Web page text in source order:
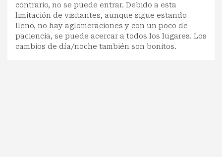
contrario, no se puede entrar. Debido a esta
limitación de visitantes, aunque sigue estando
lleno, no hay aglomeraciones y con un poco de
paciencia, se puede acercar a todos los lugares. Los
cambios de día/noche también son bonitos.